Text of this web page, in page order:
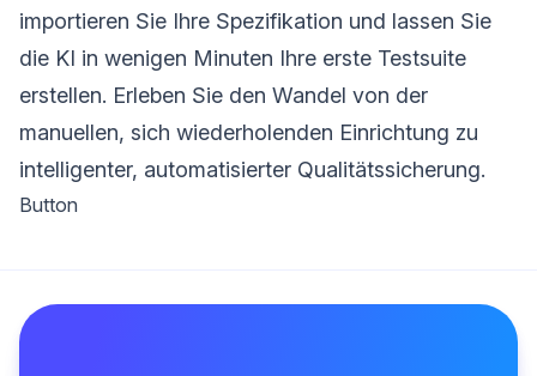
importieren Sie Ihre Spezifikation und lassen Sie
die KI in wenigen Minuten Ihre erste Testsuite
erstellen. Erleben Sie den Wandel von der
manuellen, sich wiederholenden Einrichtung zu
intelligenter, automatisierter Qualitätssicherung.
Button